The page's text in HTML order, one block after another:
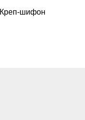
Креп-шифон